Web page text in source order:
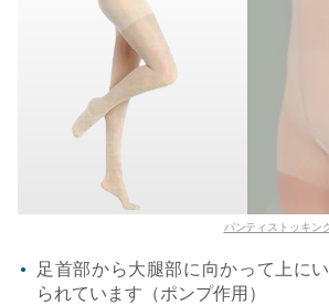
パンティストッキ
足首部から大腿部に向かって上に
られています（ポンプ作用）